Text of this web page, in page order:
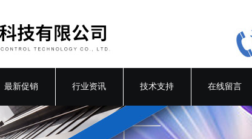
最新促销 行业资讯 技术支持 在线留言